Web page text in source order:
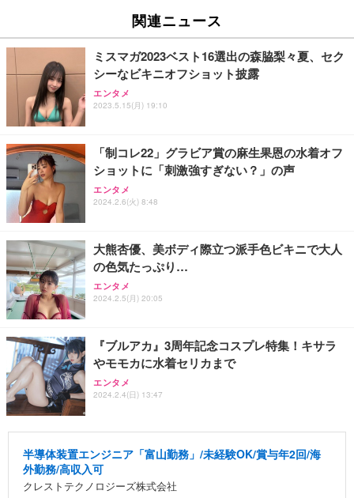
関連ニュース
ミスマガ2023ベスト16選出の森脇梨々夏、セク
シーなビキニオフショット披露
エンタメ
2023.5.15(月) 19:10
「制コレ22」グラビア賞の麻生果恩の水着オフ
ショットに「刺激強すぎない？」の声
エンタメ
2024.2.6(火) 8:48
大熊杏優、美ボディ際立つ派手色ビキニで大人
の色気たっぷり…
エンタメ
2024.2.5(月) 20:05
『ブルアカ』3周年記念コスプレ特集！キサラ
やモモカに水着セリカまで
エンタメ
2024.2.4(日) 13:47
半導体装置エンジニア「富山勤務」/未経験OK/賞与年2回/海
外勤務/高収入可
クレストテクノロジーズ株式会社